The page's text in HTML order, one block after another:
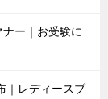
ー｜お受験に
｜レディースブ